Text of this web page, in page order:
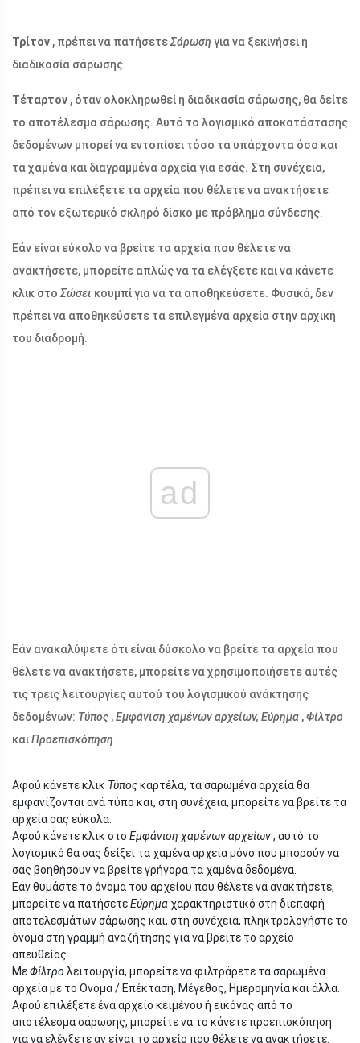
Τρίτον , πρέπει να πατήσετεΣάρωση για να ξεκινήσει η
διαδικασία σάρωσης.
Τέταρτον , όταν ολοκληρωθεί η διαδικασία σάρωσης, θα δείτε
το αποτέλεσμα σάρωσης. Αυτό το λογισμικό αποκατάστασης
δεδομένων μπορεί να εντοπίσει τόσο τα υπάρχοντα όσο και
τα χαμένα και διαγραμμένα αρχεία για εσάς. Στη συνέχεια,
πρέπει να επιλέξετε τα αρχεία που θέλετε να ανακτήσετε
από τον εξωτερικό σκληρό δίσκο με πρόβλημα σύνδεσης.
Εάν είναι εύκολο να βρείτε τα αρχεία που θέλετε να
ανακτήσετε, μπορείτε απλώς να τα ελέγξετε και να κάνετε
κλικ στο Σώσει κουμπί για να τα αποθηκεύσετε. Φυσικά, δεν
πρέπει να αποθηκεύσετε τα επιλεγμένα αρχεία στην αρχική
του διαδρομή.
ad
Εάν ανακαλύψετε ότι είναι δύσκολο να βρείτε τα αρχεία που
θέλετε να ανακτήσετε, μπορείτε να χρησιμοποιήσετε αυτές
τις τρεις λειτουργίες αυτού του λογισμικού ανάκτησης
δεδομένων: Τύπος ,Εμφάνιση χαμένων αρχείων, Εύρημα ,Φίλτρο
καιΠροεπισκόπηση .
Αφού κάνετε κλικ Τύποςκαρτέλα, τα σαρωμένα αρχεία θα
εμφανίζονται ανά τύπο και, στη συνέχεια, μπορείτε να βρείτε τα
αρχεία σας εύκολα.
Αφού κάνετε κλικ στο Εμφάνιση χαμένων αρχείων, αυτό το
λογισμικό θα σας δείξει τα χαμένα αρχεία μόνο που μπορούν να
σας βοηθήσουν να βρείτε γρήγορα τα χαμένα δεδομένα.
Εάν θυμάστε το όνομα του αρχείου που θέλετε να ανακτήσετε,
μπορείτε να πατήσετεΕύρημα χαρακτηριστικό στη διεπαφή
αποτελεσμάτων σάρωσης και, στη συνέχεια, πληκτρολογήστε το
όνομα στη γραμμή αναζήτησης για να βρείτε το αρχείο
απευθείας.
ΜεΦίλτρο λειτουργία, μπορείτε να φιλτράρετε τα σαρωμένα
αρχεία με το Όνομα / Επέκταση, Μέγεθος, Ημερομηνία και άλλα.
Αφού επιλέξετε ένα αρχείο κειμένου ή εικόνας από το
αποτέλεσμα σάρωσης, μπορείτε να το κάνετε προεπισκόπηση
για να ελέγξετε αν είναι το αρχείο που θέλετε να ανακτήσετε.